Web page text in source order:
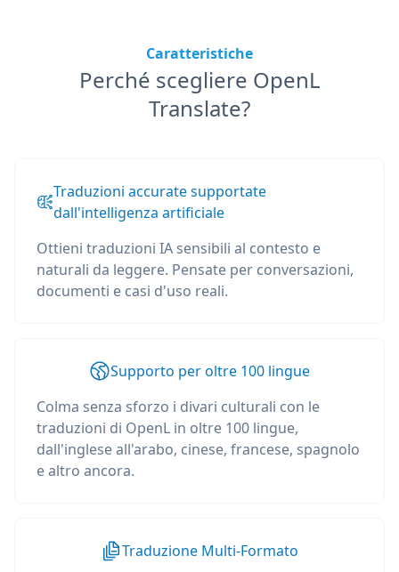
Caratteristiche
Perché scegliere OpenL
Translate?
Traduzioni accurate supportate
dall'intelligenza artificiale
Ottieni traduzioni IA sensibili al contesto e
naturali da leggere. Pensate per conversazioni,
documenti e casi d'uso reali.
Supporto per oltre 100 lingue
Colma senza sforzo i divari culturali con le
traduzioni di OpenL in oltre 100 lingue,
dall'inglese all'arabo, cinese, francese, spagnolo
e altro ancora.
Traduzione Multi-Formato